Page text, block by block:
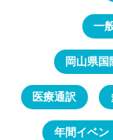
一
岡山県国
医療通訳
年間イベン